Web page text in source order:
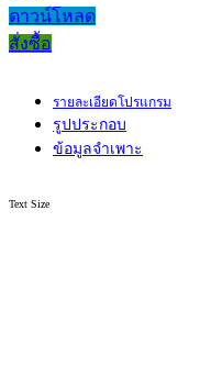
ดาวน์โหลด
สั่งซื้อ
รายละเอียดโปรแกรม
รูปประกอบ
ข้อมูลจำเพาะ
Text Size